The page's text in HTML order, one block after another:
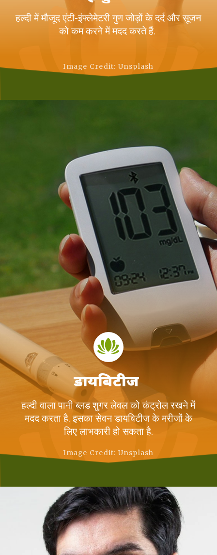
हल्दी में मौजूद एंटी-इंफ्लेमेटरी गुण जोड़ों के दर्द और सूजन
को कम करने में मदद करते हैं.
Image Credit: Unsplash
डायबिटीज
हल्दी वाला पानी ब्लड शुगर लेवल को कंट्रोल रखने में
मदद करता है. इसका सेवन डायबिटीज के मरीजों के
लिए लाभकारी हो सकता है.
Image Credit: Unsplash